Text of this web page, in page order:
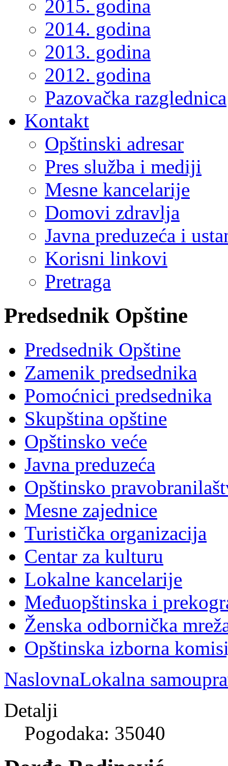
2015. godina
2014. godina
2013. godina
2012. godina
Pazovačka razglednica
Kontakt
Opštinski adresar
Pres služba i mediji
Mesne kancelarije
Domovi zdravlja
Javna preduzeća i
Korisni linkovi
Pretraga
Predsednik Opštine
Predsednik Opštine
Zamenik predsednika
Pomoćnici predsednika
Skupština opštine
Opštinsko veće
Javna preduzeća
Opštinsko
Mesne zajednice
Turistička organizacija
Centar za kulturu
Lokalne kancelarije
Međuopštinska i
Ženska odbornička
Opštinska izborna
NaslovnaLokalna
Detalji
Pogodaka: 35040